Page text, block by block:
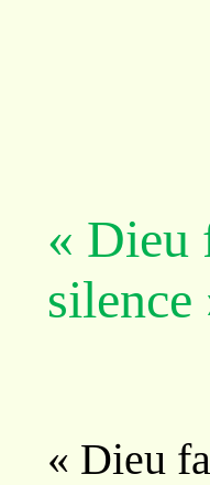
« Dieu
silence
« Dieu